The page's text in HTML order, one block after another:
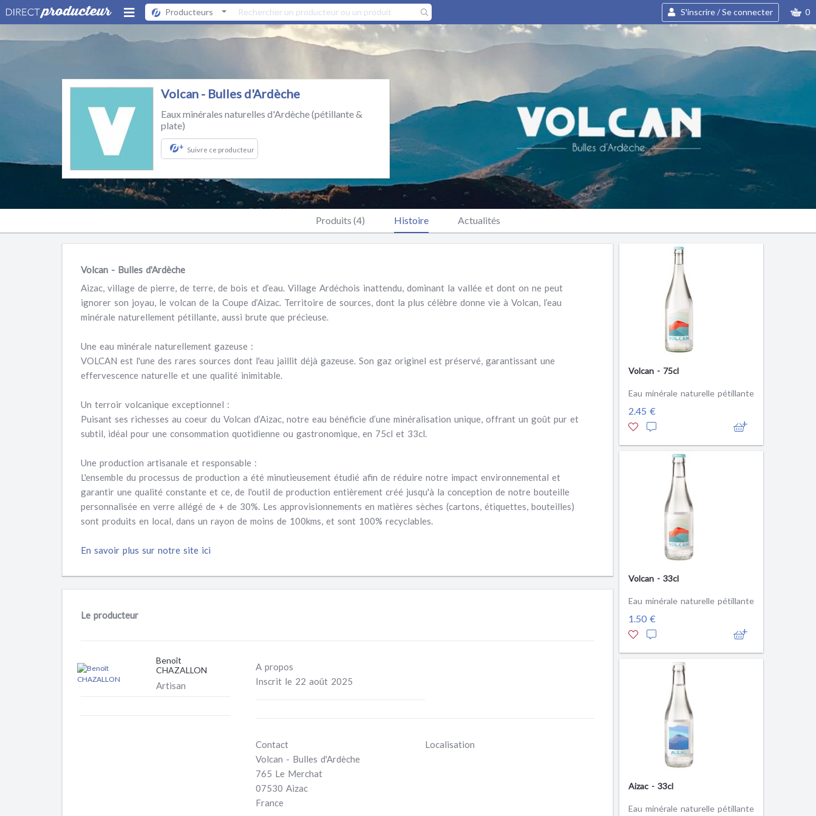
Producteurs S'inscrire / Se connecter 0
Volcan - Bulles d'Ardèche
Eaux minérales naturelles d'Ardèche (pétillante &
plate)
+ Suivre ce producteur
Produits (4) Histoire Actualités
Volcan - Bulles d'Ardèche
Aizac, village de pierre, de terre, de bois et d’eau. Village Ardéchois inattendu, dominant la vallée et dont on ne peut
ignorer son joyau, le volcan de la Coupe d’Aizac. Territoire de sources, dont la plus célèbre donne vie à Volcan, l’eau
minérale naturellement pétillante, aussi brute que précieuse. ​​
Une eau minérale naturellement gazeuse :
VOLCAN est l'une des rares sources dont l'eau jaillit déjà gazeuse. Son gaz originel est préservé, garantissant une
effervescence naturelle et une qualité inimitable.
​Un terroir volcanique exceptionnel :
Puisant ses richesses au coeur du Volcan d’Aizac, notre eau bénéficie d’une minéralisation unique, offrant un goût pur et
subtil, idéal pour une consommation quotidienne ou gastronomique, en 75cl et 33cl.
​Une production artisanale et responsable :
L'ensemble du processus de production a été minutieusement étudié afin de réduire notre impact environnemental et
garantir une qualité constante et ce, de l'outil de production entièrement créé jusqu'à la conception de notre bouteille
personnalisée en verre allégé de + de 30%. Les approvisionnements en matières sèches (cartons, étiquettes, bouteilles)
sont produits en local, dans un rayon de moins de 100kms, et sont 100% recyclables.
En savoir plus sur notre site ici
Le producteur
Benoît
CHAZALLON
Artisan
A propos
Inscrit le 22 août 2025
Contact
Volcan - Bulles d'Ardèche
765 Le Merchat
07530 Aizac
France
Localisation
Volcan - 75cl
Eau minérale naturelle pétillante
2.45 €
Volcan - 33cl
Eau minérale naturelle pétillante
1.50 €
Aizac - 33cl
Eau minérale naturelle pétillante